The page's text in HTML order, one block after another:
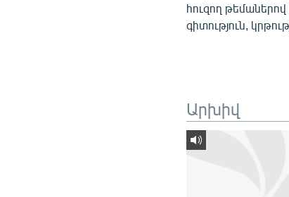
հուզող
գիտություն,
Արխիվ